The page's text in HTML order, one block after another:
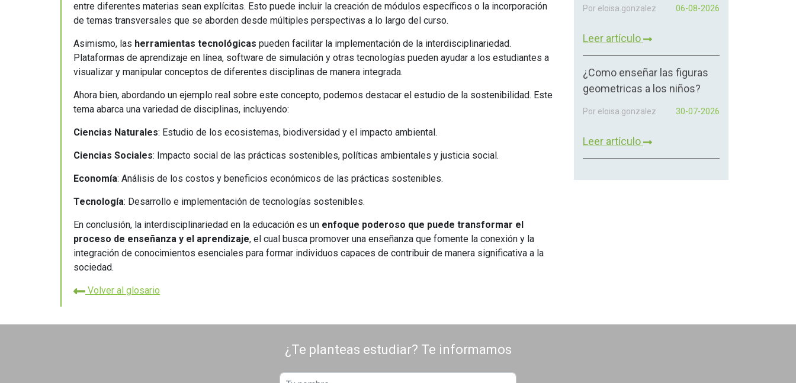
entre diferentes materias sean explícitas. Esto puede incluir la creación de módulos específicos o la incorporación
de temas transversales que se aborden desde múltiples perspectivas a lo largo del curso.
Asimismo, las herramientas tecnológicas pueden facilitar la implementación de la interdisciplinariedad.
Plataformas de aprendizaje en línea, software de simulación y otras tecnologías pueden ayudar a los estudiantes a
visualizar y manipular conceptos de diferentes disciplinas de manera integrada.
Ahora bien, abordando un ejemplo real sobre este concepto, podemos destacar el estudio de la sostenibilidad. Este
tema abarca una variedad de disciplinas, incluyendo:
Ciencias Naturales: Estudio de los ecosistemas, biodiversidad y el impacto ambiental.
Ciencias Sociales: Impacto social de las prácticas sostenibles, políticas ambientales y justicia social.
Economía: Análisis de los costos y beneficios económicos de las prácticas sostenibles.
Tecnología: Desarrollo e implementación de tecnologías sostenibles.
En conclusión, la interdisciplinariedad en la educación es un enfoque poderoso que puede transformar el
proceso de enseñanza y el aprendizaje, el cual busca promover una enseñanza que fomente la conexión y la
integración de conocimientos esenciales para formar individuos capaces de contribuir de manera significativa a la
sociedad.
Volver al glosario
Por eloisa.gonzalez 06-08-2026
Leer artículo
¿Como enseñar las figuras
geometricas a los niños?
Por eloisa.gonzalez 30-07-2026
Leer artículo
¿Te planteas estudiar? Te informamos